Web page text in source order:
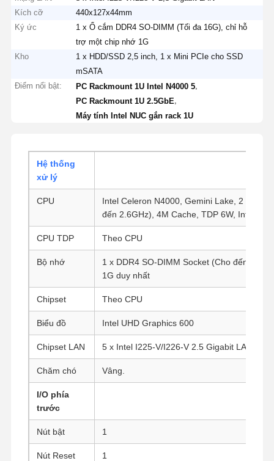
Kích cỡ
440x127x44mm
Ký ức
1 x Ổ cắm DDR4 SO-DIMM (Tối đa 16G), chỉ hỗ
trợ một chip nhớ 1G
Kho
1 x HDD/SSD 2,5 inch, 1 x Mini PCIe cho SSD
mSATA
Điểm nổi bật:
PC Rackmount 1U Intel N4000 5
PC Rackmount 1U 2.5GbE
Máy tính Intel NUC gắn rack 1U
Hệ thống
xử lý
CPU
Intel Celeron N4000, Gemini Lake, 2 Core,
đến 2.6GHz), 4M Cache, TDP 6W, Intel
CPU TDP Theo CPU
Bộ nhớ
1 x DDR4 SO-DIMM Socket (Cho đến
1G duy nhất
Chipset Theo CPU
Biểu đồ Intel UHD Graphics 600
Chipset LAN 5 x Intel I225-V/I226-V 2.5 Gigabit LAN
Chăm chó Vâng.
I/O phía
trước
Nút bật 1
Nút Reset 1